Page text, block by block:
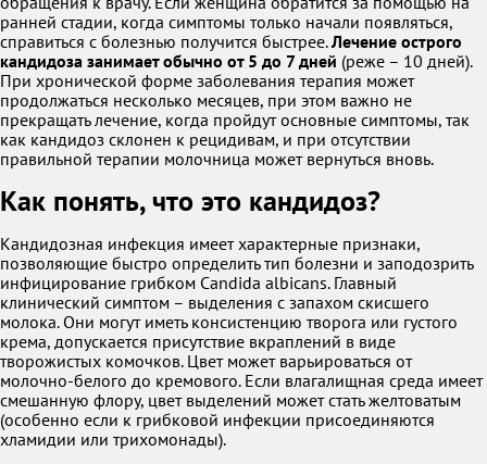
ранней стадии, когда симптомы только начали появляться,
справиться с болезнью получится быстрее.Лечение острого
кандидоза занимает обычно от 5 до 7 дней (реже – 10 дней).
При хронической форме заболевания терапия может
продолжаться несколько месяцев, при этом важно не
прекращать лечение, когда пройдут основные симптомы, так
как кандидоз склонен к рецидивам, и при отсутствии
правильной терапии молочница может вернуться вновь.
Как понять, что это кандидоз?
Кандидозная инфекция имеет характерные признаки,
позволяющие быстро определить тип болезни и заподозрить
инфицирование грибком Candida albicans. Главный
клинический симптом – выделения с запахом скисшего
молока. Они могут иметь консистенцию творога или густого
крема, допускается присутствие вкраплений в виде
творожистых комочков. Цвет может варьироваться от
молочно-белого до кремового. Если влагалищная среда имеет
смешанную флору, цвет выделений может стать желтоватым
(особенно если к грибковой инфекции присоединяются
хламидии или трихомонады).